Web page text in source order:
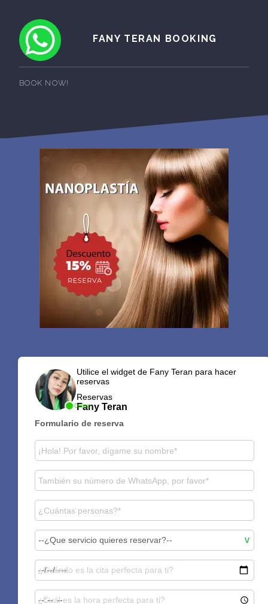
FANY TERAN BOOKING
BOOK NOW!
Online
Utilice el widget de Fany Teran para hacer
reservas
Reservas
Fany Teran
Formulario de reserva